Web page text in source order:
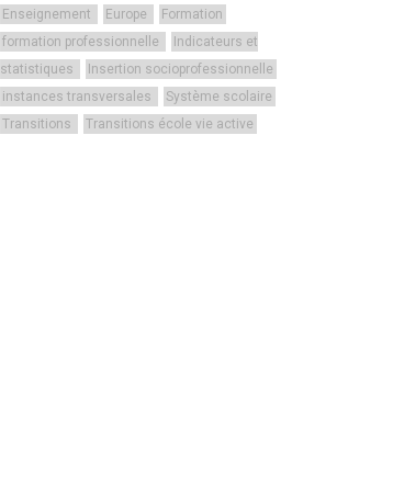
Enseignement
Europe
Formation
formation professionnelle
Indicateurs et
statistiques
Insertion socioprofessionnelle
instances transversales
Système scolaire
Transitions
Transitions école vie active